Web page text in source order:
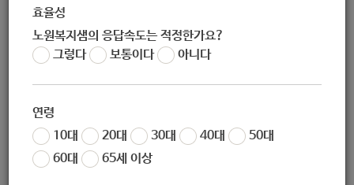
효율성
노원복지샘의 응답속도는 적정한가요?
그렇다
보통이다 아니다
연령
10대
20대 30대 40대
50대
60대
65세 이상
02-934-0081